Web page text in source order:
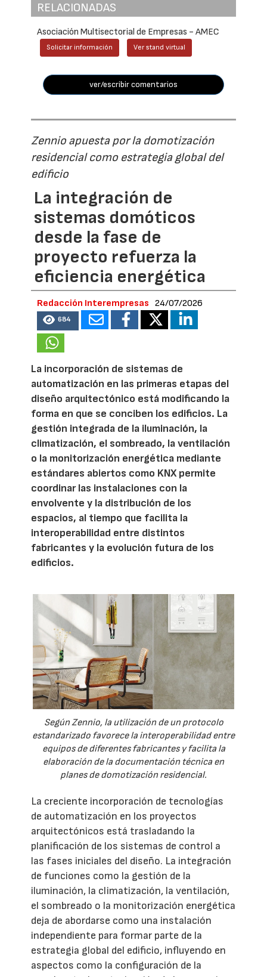
RELACIONADAS
Asociación Multisectorial de Empresas - AMEC
Solicitar información Ver stand virtual
ver/escribir comentarios
Zennio apuesta por la domotización
residencial como estrategia global del
edificio
La integración de
sistemas domóticos
desde la fase de
proyecto refuerza la
eficiencia energética
Redacción Interempresas 24/07/2026
684
La incorporación de sistemas de
automatización en las primeras etapas del
diseño arquitectónico está modificando la
forma en que se conciben los edificios. La
gestión integrada de la iluminación, la
climatización, el sombreado, la ventilación
o la monitorización energética mediante
estándares abiertos como KNX permite
coordinar las instalaciones con la
envolvente y la distribución de los
espacios, al tiempo que facilita la
interoperabilidad entre distintos
fabricantes y la evolución futura de los
edificios.
Según Zennio, la utilización de un protocolo
estandarizado favorece la interoperabilidad entre
equipos de diferentes fabricantes y facilita la
elaboración de la documentación técnica en
planes de domotización residencial.
La creciente incorporación de tecnologías
de automatización en los proyectos
arquitectónicos está trasladando la
planificación de los sistemas de control a
las fases iniciales del diseño. La integración
de funciones como la gestión de la
iluminación, la climatización, la ventilación,
el sombreado o la monitorización energética
deja de abordarse como una instalación
independiente para formar parte de la
estrategia global del edificio, influyendo en
aspectos como la configuración de la